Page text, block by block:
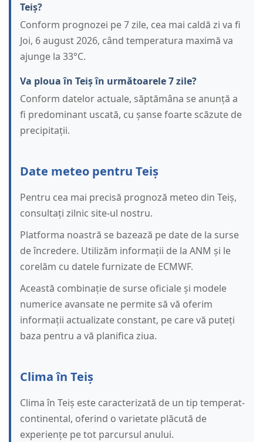
Teiș?
Conform prognozei pe 7 zile, cea mai caldă zi va fi
Joi, 6 august 2026, când temperatura maximă va
ajunge la 33°C.
Va ploua în Teiș în următoarele 7 zile?
Conform datelor actuale, săptămâna se anunță a
fi predominant uscată, cu șanse foarte scăzute de
precipitații.
Date meteo pentru Teiș
Pentru cea mai precisă prognoză meteo din Teiș,
consultați zilnic site-ul nostru.
Platforma noastră se bazează pe date de la surse
de încredere. Utilizăm informații de la ANM și le
corelăm cu datele furnizate de ECMWF.
Această combinație de surse oficiale și modele
numerice avansate ne permite să vă oferim
informații actualizate constant, pe care vă puteți
baza pentru a vă planifica ziua.
Clima în Teiș
Clima în Teiș este caracterizată de un tip temperat-
continental, oferind o varietate plăcută de
experiențe pe tot parcursul anului.